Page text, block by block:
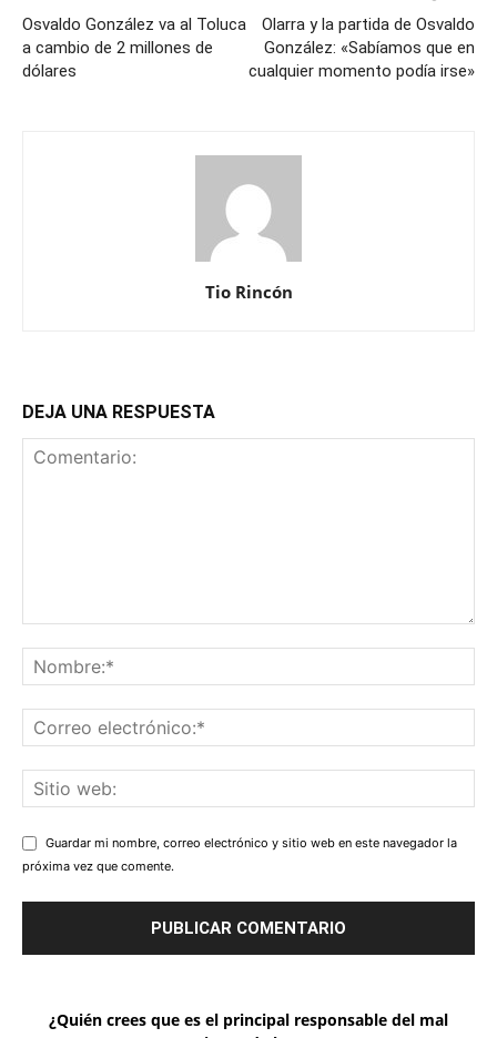
Osvaldo González va al Toluca
a cambio de 2 millones de
dólares
Olarra y la partida de Osvaldo
González: «Sabíamos que en
cualquier momento podía irse»
Tio Rincón
DEJA UNA RESPUESTA
Guardar mi nombre, correo electrónico y sitio web en este navegador la
próxima vez que comente.
¿Quién crees que es el principal responsable del mal